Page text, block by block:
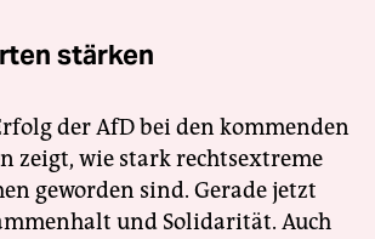
stärken
der AfD bei den kommenden
zeigt, wie stark rechtsextreme
geworden sind. Gerade jetzt
und Solidarität. Auch